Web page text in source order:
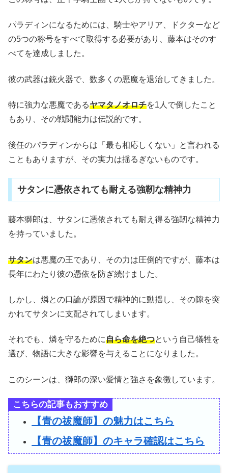
パラディンになるためには、騎士やアリア、ドクターなど
の5つの称号をすべて取得する必要があり、藤本はそのす
べてを達成しました。
彼の武器は銃火器で、数多くの悪魔を退治してきました。
特に強力な悪魔であるヤマタノオロチを1人で倒したこと
もあり、その戦闘能力は伝説的です。
後任のパラディンからは「最も相応しくない」と言われる
こともありますが、その実力は揺るぎないものです。
サタンに憑依されても耐える強靭な精神力
藤本獅郎は、サタンに憑依されても耐え得る強靭な精神力
を持っていました。
サタンは悪魔の王であり、その力は圧倒的ですが、藤本は
長年にわたり彼の憑依を防ぎ続けました。
しかし、燐との口論が原因で精神的に動揺し、その隙を突
かれてサタンに支配されてしまいます。
それでも、燐を守るために自ら命を絶つという自己犠牲を
選び、物語に大きな影響を与えることになりました。
このシーンは、獅郎の深い愛情と強さを象徴しています。
こちらの記事もおすすめ
【青の祓魔師】の魅力はこちら
【青の祓魔師】のキャラ確認はこちら